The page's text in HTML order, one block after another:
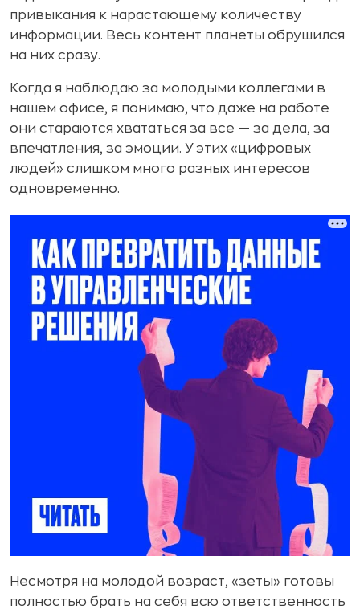
привыкания к нарастающему количеству
информации. Весь контент планеты обрушился
на них сразу.
Когда я наблюдаю за молодыми коллегами в
нашем офисе, я понимаю, что даже на работе
они стараются хвататься за все — за дела, за
впечатления, за эмоции. У этих «цифровых
людей» слишком много разных интересов
одновременно.
Несмотря на молодой возраст, «зеты» готовы
полностью брать на себя всю ответственность